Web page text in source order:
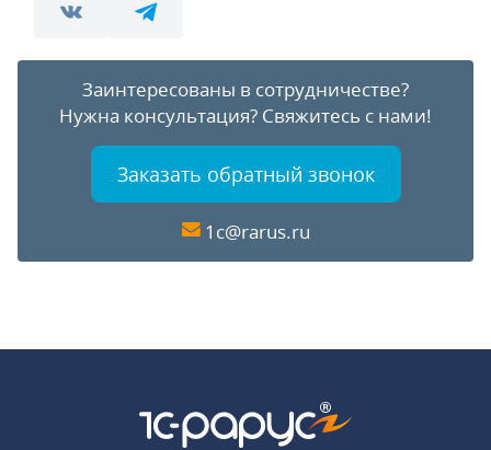
Заинтересованы в сотрудничестве?
Нужна консультация? Свяжитесь с нами!
Заказать обратный звонок
1c@rarus.ru